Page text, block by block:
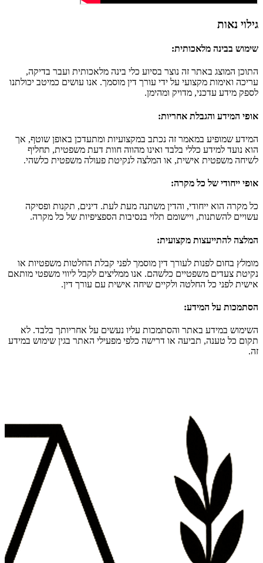
גילוי נאות
שימוש בבינה מלאכותית:
התוכן המוצג באתר זה נוצר בסיוע כלי בינה מלאכותית ועבר בדיקה,
עריכה ואימות מקצועי על ידי עורך דין מוסמך. אנו עושים כמיטב יכולתנו
לספק מידע עדכני, מדויק ומהימן.
אופי המידע והגבלת אחריות:
המידע שמופיע במאמר זה נכתב במקצועיות ומתעדכן באופן שוטף, אך
הוא נועד למידע כללי בלבד ואינו מהווה חוות דעת משפטית, תחליף
לשיחה משפטית אישית, או המלצה לנקיטת פעולה משפטית כלשהי.
אופי ייחודי של כל מקרה:
כל מקרה הוא ייחודי, והדין משתנה מעת לעת. דינים, תקנות ופסיקה
עשויים להשתנות, ויישומם תלוי בנסיבות הספציפיות של כל מקרה.
המלצה להתייעצות מקצועית:
מומלץ בחום לפנות לעורך דין מוסמך לפני קבלת החלטות משפטיות או
נקיטת צעדים משפטיים כלשהם. אנו ממליצים לקבל ליווי משפטי מותאם
אישית לפני כל החלטה ולקיים שיחה אישית עם עורך דין.
הסתמכות על המידע:
השימוש במידע באתר והסתמכות עליו נעשים על אחריותך בלבד. לא
תקום כל טענה, תביעה או דרישה כלפי מפעילי האתר בגין שימוש במידע
זה.